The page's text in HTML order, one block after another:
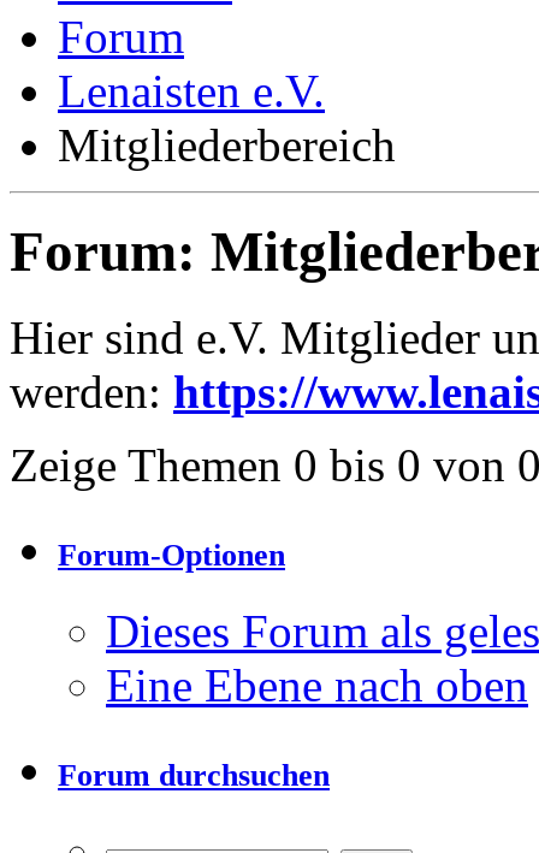
Forum
Lenaisten e.V.
Mitgliederbereich
Forum:
Hier sind e.V. Mitglieder
werden: https://
Zeige Themen 0 bis 0 von
Forum-Optionen
Dieses Forum als
Eine Ebene nach oben
Forum durchsuchen